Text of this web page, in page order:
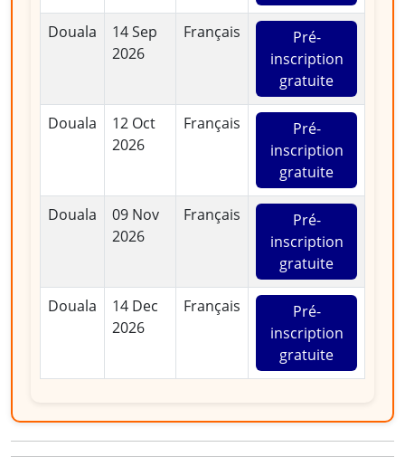
Douala
14 Sep
2026
Français
Pré-
inscription
gratuite
Douala
12 Oct
2026
Français
Pré-
inscription
gratuite
Douala
09 Nov
2026
Français
Pré-
inscription
gratuite
Douala
14 Dec
2026
Français
Pré-
inscription
gratuite